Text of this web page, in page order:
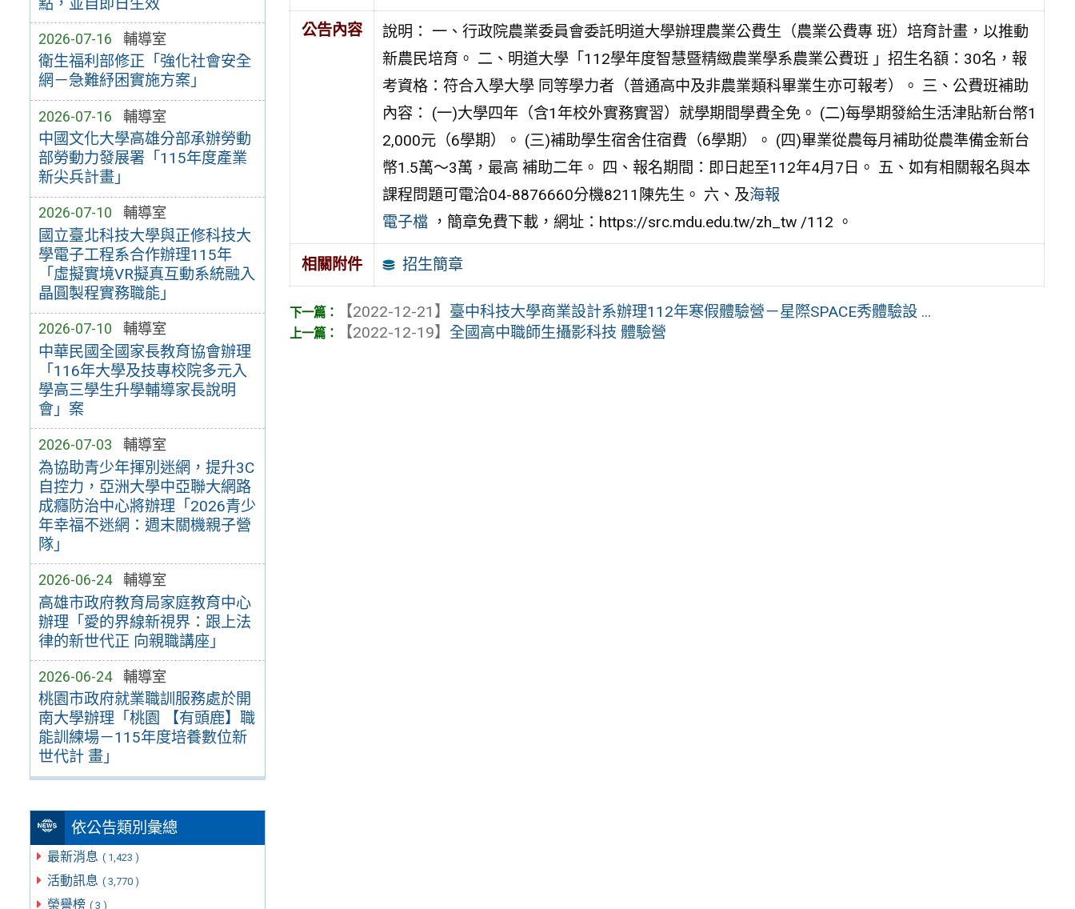
2026-07-16 輔導室
衛生福利部修正「強化社會安全
網－急難紓困實施方案」
2026-07-16 輔導室
中國文化大學高雄分部承辦勞動
部勞動力發展署「115年度產業
新尖兵計畫」
2026-07-10 輔導室
國立臺北科技大學與正修科技大
學電子工程系合作辦理115年
「虛擬實境VR擬真互動系統融入
晶圓製程實務職能」
2026-07-10 輔導室
中華民國全國家長教育協會辦理
「116年大學及技專校院多元入
學高三學生升學輔導家長說明
會」案
2026-07-03 輔導室
為協助青少年揮別迷網，提升3C
自控力，亞洲大學中亞聯大網路
成癮防治中心將辦理「2026青少
年幸福不迷網：週末關機親子營
隊」
2026-06-24 輔導室
高雄市政府教育局家庭教育中心
辦理「愛的界線新視界：跟上法
律的新世代正 向親職講座」
2026-06-24 輔導室
桃園市政府就業職訓服務處於開
南大學辦理「桃園 【有頭鹿】職
能訓練場－115年度培養數位新
世代計 畫」
依公告類別彙總
最新消息 ( 1,423 )
活動訊息 ( 3,770 )
榮譽榜 ( 3 )
公告內容
說明： 一、行政院農業委員會委託明道大學辦理農業公費生（農業公費專 班）培育計畫，以推動
新農民培育。 二、明道大學「112學年度智慧暨精緻農業學系農業公費班 」招生名額：30名，報
考資格：符合入學大學 同等學力者（普通高中及非農業類科畢業生亦可報考）。 三、公費班補助
內容： (一)大學四年（含1年校外實務實習）就學期間學費全免。 (二)每學期發給生活津貼新台幣1
2,000元（6學期）。 (三)補助學生宿舍住宿費（6學期）。 (四)畢業從農每月補助從農準備金新台
幣1.5萬～3萬，最高 補助二年。 四、報名期間：即日起至112年4月7日。 五、如有相關報名與本
課程問題可電洽04-8876660分機8211陳先生。 六、及海報
電子檔 ，簡章免費下載，網址：https://src.mdu.edu.tw/zh_tw /112 。
相關附件 招生簡章
【2022-12-21】 臺中科技大學商業設計系辦理112年寒假體驗營－星際SPACE秀體驗設 ...
【2022-12-19】 全國高中職師生攝影科技 體驗營